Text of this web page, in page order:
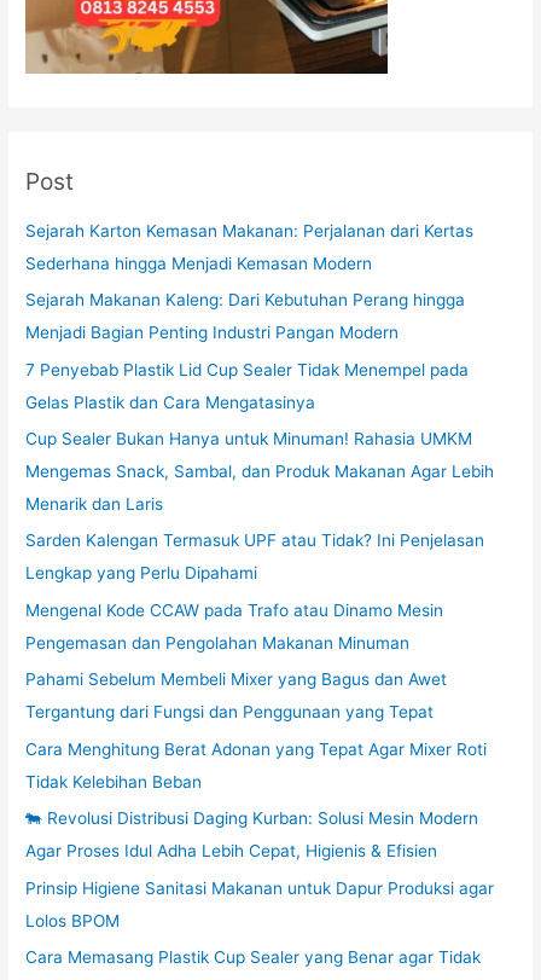
Post
Sejarah Karton Kemasan Makanan: Perjalanan dari Kertas
Sederhana hingga Menjadi Kemasan Modern
Sejarah Makanan Kaleng: Dari Kebutuhan Perang hingga
Menjadi Bagian Penting Industri Pangan Modern
7 Penyebab Plastik Lid Cup Sealer Tidak Menempel pada
Gelas Plastik dan Cara Mengatasinya
Cup Sealer Bukan Hanya untuk Minuman! Rahasia UMKM
Mengemas Snack, Sambal, dan Produk Makanan Agar Lebih
Menarik dan Laris
Sarden Kalengan Termasuk UPF atau Tidak? Ini Penjelasan
Lengkap yang Perlu Dipahami
Mengenal Kode CCAW pada Trafo atau Dinamo Mesin
Pengemasan dan Pengolahan Makanan Minuman
Pahami Sebelum Membeli Mixer yang Bagus dan Awet
Tergantung dari Fungsi dan Penggunaan yang Tepat
Cara Menghitung Berat Adonan yang Tepat Agar Mixer Roti
Tidak Kelebihan Beban
🐄 Revolusi Distribusi Daging Kurban: Solusi Mesin Modern
Agar Proses Idul Adha Lebih Cepat, Higienis & Efisien
Prinsip Higiene Sanitasi Makanan untuk Dapur Produksi agar
Lolos BPOM
Cara Memasang Plastik Cup Sealer yang Benar agar Tidak